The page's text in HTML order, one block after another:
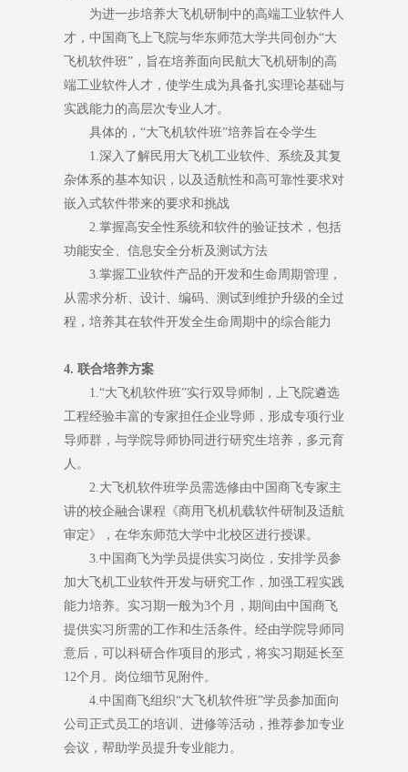
为进一步培养大飞机研制中的高端工业软件人
才，中国商飞上飞院与华东师范大学共同创办“大
飞机软件班”，旨在培养面向民航大飞机研制的高
端工业软件人才，使学生成为具备扎实理论基础与
实践能力的高层次专业人才。
具体的，“大飞机软件班”培养旨在令学生
1.深入了解民用大飞机工业软件、系统及其复
杂体系的基本知识，以及适航性和高可靠性要求对
嵌入式软件带来的要求和挑战
2.掌握高安全性系统和软件的验证技术，包括
功能安全、信息安全分析及测试方法
3.掌握工业软件产品的开发和生命周期管理，
从需求分析、设计、编码、测试到维护升级的全过
程，培养其在软件开发全生命周期中的综合能力
4. 联合培养方案
1.“大飞机软件班”实行双导师制，上飞院遴选
工程经验丰富的专家担任企业导师，形成专项行业
导师群，与学院导师协同进行研究生培养，多元育
人。
2.大飞机软件班学员需选修由中国商飞专家主
讲的校企融合课程《商用飞机机载软件研制及适航
审定》，在华东师范大学中北校区进行授课。
3.中国商飞为学员提供实习岗位，安排学员参
加大飞机工业软件开发与研究工作，加强工程实践
能力培养。实习期一般为3个月，期间由中国商飞
提供实习所需的工作和生活条件。经由学院导师同
意后，可以科研合作项目的形式，将实习期延长至
12个月。岗位细节见附件。
4.中国商飞组织“大飞机软件班”学员参加面向
公司正式员工的培训、进修等活动，推荐参加专业
会议，帮助学员提升专业能力。